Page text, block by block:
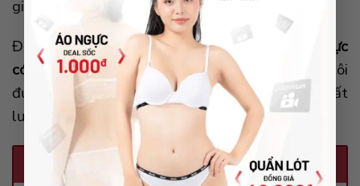
giác thoải mái và rộng rãi cho người mặc.
Đồ lót giá sỉ là đơn vị chuyêncung cấp sỉ áo ngực
có gọng TP Hồ Chí Minh
và toàn quốc. Chúng tôi
đưa ra mức giá ưu đãi, mẫu mã đa dạng và chất
lượng tốt nhất thị trường hiện nay!
Tham khảo các dòng áo ngực phổ biến